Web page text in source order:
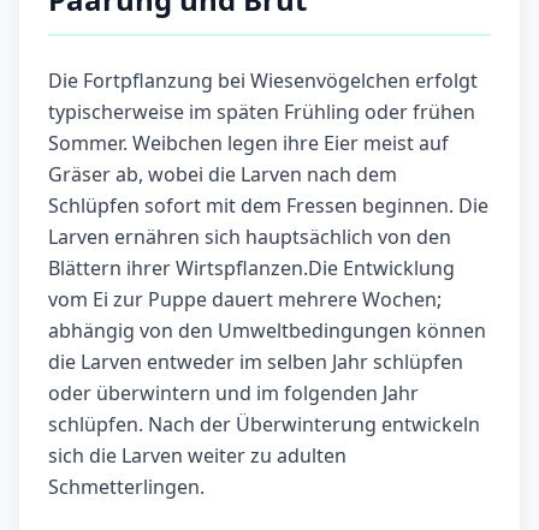
Die Fortpflanzung bei Wiesenvögelchen erfolgt
typischerweise im späten Frühling oder frühen
Sommer. Weibchen legen ihre Eier meist auf
Gräser ab, wobei die Larven nach dem
Schlüpfen sofort mit dem Fressen beginnen. Die
Larven ernähren sich hauptsächlich von den
Blättern ihrer Wirtspflanzen.Die Entwicklung
vom Ei zur Puppe dauert mehrere Wochen;
abhängig von den Umweltbedingungen können
die Larven entweder im selben Jahr schlüpfen
oder überwintern und im folgenden Jahr
schlüpfen. Nach der Überwinterung entwickeln
sich die Larven weiter zu adulten
Schmetterlingen.